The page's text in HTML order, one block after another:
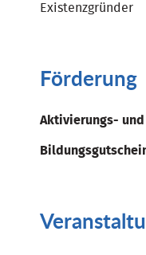
Existenzgründer
Förderung
Aktivierungs-